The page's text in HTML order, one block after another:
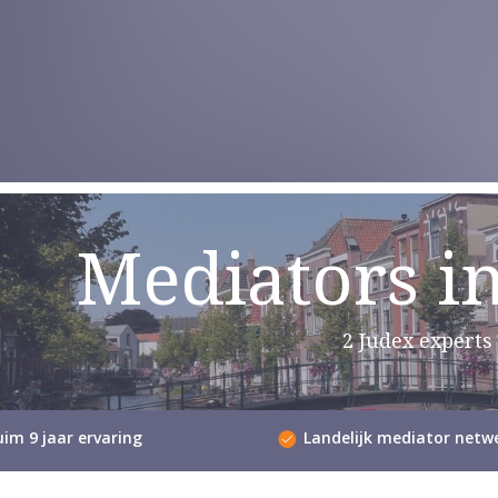
Mediators
2 Judex experts
9 jaar ervaring Landelijk mediator